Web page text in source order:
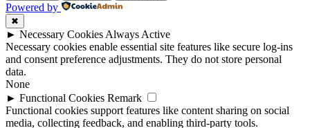
Powered by
✖
► Necessary Cookies Always Active
Necessary cookies enable essential site features like secure log-ins
and consent preference adjustments. They do not store personal
data.
None
► Functional Cookies Remark
Functional cookies support features like content sharing on social
media, collecting feedback, and enabling third-party tools.